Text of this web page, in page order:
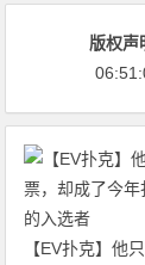
版权声
【EV扑克】他